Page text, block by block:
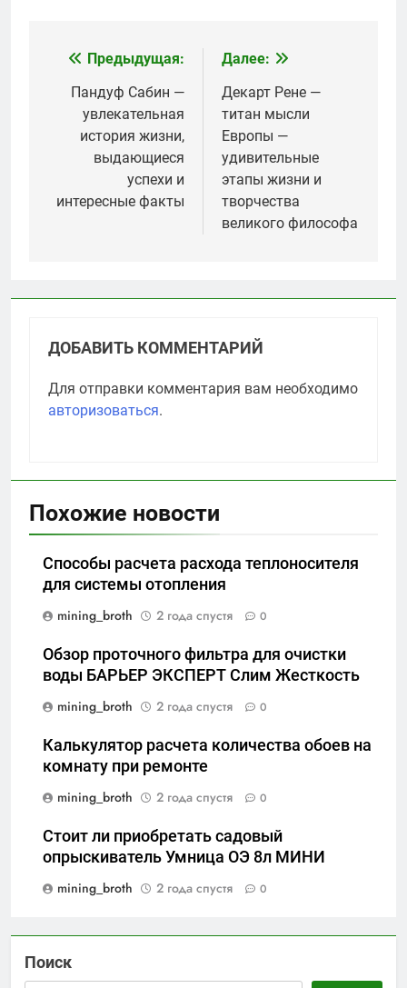
Навигация
записям
Предыдущая:
Пандуф Сабин —
увлекательная
история жизни,
выдающиеся
успехи и
интересные факты
Далее:
Декарт Рене —
титан мысли
Европы —
удивительные
этапы жизни и
творчества
великого философа
ДОБАВИТЬ КОММЕНТАРИЙ
Для отправки комментария вам необходимо
авторизоваться.
Похожие новости
Способы расчета расхода теплоносителя
для системы отопления
mining_broth
2 года спустя 0
Обзор проточного фильтра для очистки
воды БАРЬЕР ЭКСПЕРТ Слим Жесткость
mining_broth
2 года спустя 0
Калькулятор расчета количества обоев на
комнату при ремонте
mining_broth
2 года спустя 0
Стоит ли приобретать садовый
опрыскиватель Умница ОЭ 8л МИНИ
mining_broth
2 года спустя 0
Поиск